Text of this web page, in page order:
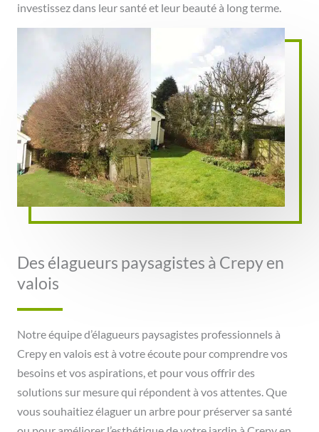
investissez dans leur santé et leur beauté à long terme.
Des élagueurs paysagistes à Crepy en
valois
Notre équipe d’élagueurs paysagistes professionnels à
Crepy en valois est à votre écoute pour comprendre vos
besoins et vos aspirations, et pour vous offrir des
solutions sur mesure qui répondent à vos attentes. Que
vous souhaitiez élaguer un arbre pour préserver sa santé